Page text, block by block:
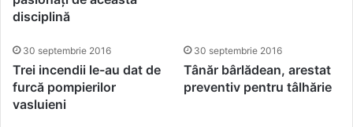
disciplină
30 septembrie 2016
Trei incendii le-au dat de
furcă pompierilor
vasluieni
30 septembrie 2016
Tânăr bârlădean, arestat
preventiv pentru tâlhărie